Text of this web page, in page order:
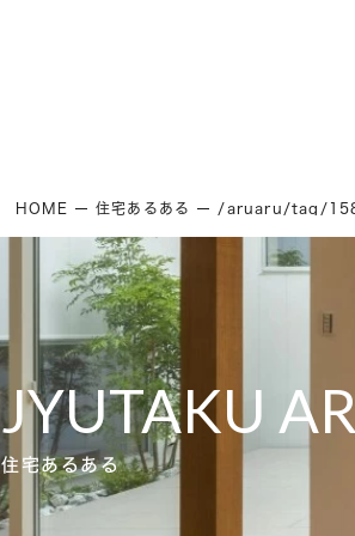
HOME 住宅あるある /aruaru/tag/
JYUTAKU
住宅あるある